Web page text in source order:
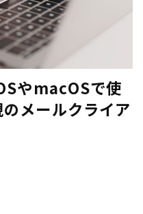
やmacOSで使
メールクライア